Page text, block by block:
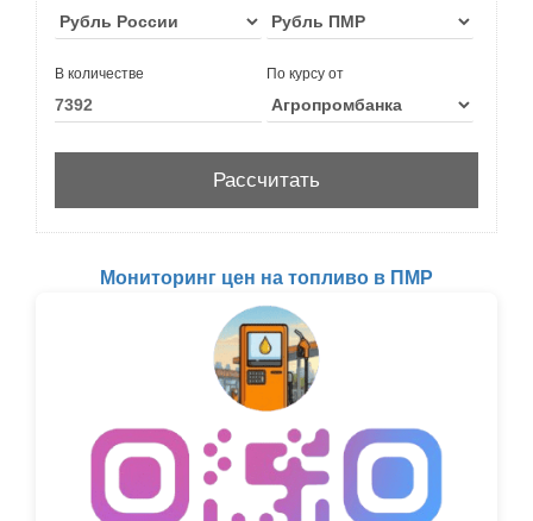
В количестве По курсу от
Мониторинг цен на топливо в ПМР